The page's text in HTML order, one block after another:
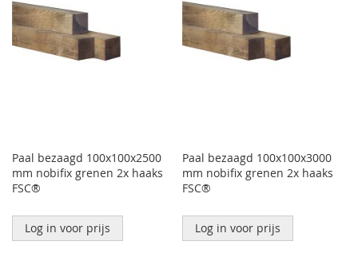
Paal bezaagd 100x100x2500
mm nobifix grenen 2x haaks
FSC®
Log in voor prijs
Paal bezaagd 100x100x3000
mm nobifix grenen 2x haaks
FSC®
Log in voor prijs